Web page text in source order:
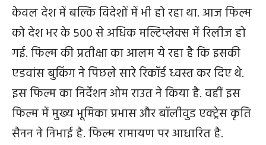
केवल देश में बल्कि विदेशों में भी हो रहा था. आज फिल्म
को देश भर के 500 से अधिक मल्टिप्लेक्स में रिलीज हो
गई. फिल्म की प्रतीक्षा का आलम ये रहा है कि इसकी
एडवांस बुकिंग ने पिछले सारे रिकॉर्ड ध्वस्त कर दिए थे.
इस फिल्म का निर्देशन ओम राउत ने किया है. वहीं इस
फिल्म में मुख्य भूमिका प्रभास और बॉलीवुड एक्ट्रेस कृति
सैनन ने निभाई है. फिल्म रामायण पर आधारित है.